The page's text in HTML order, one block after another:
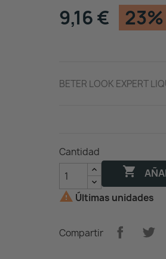
9,16 €
BETER LOOK EXPERT
Cantidad

 Últimas unidades
Compartir